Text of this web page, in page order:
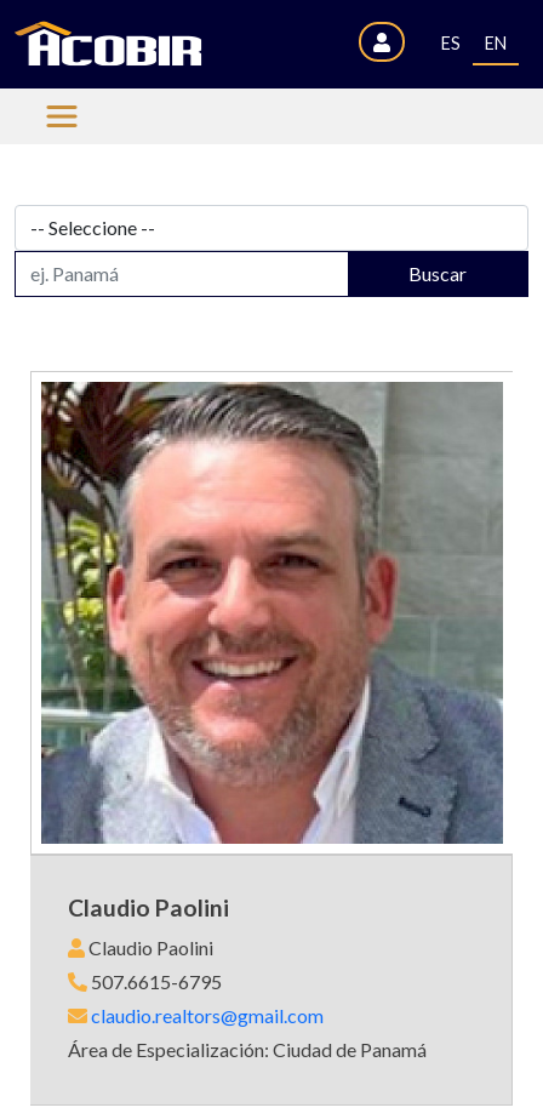
ES EN
Buscar
Claudio Paolini
Claudio Paolini
507.6615-6795
claudio.realtors@gmail.com
Área de Especialización: Ciudad de Panamá